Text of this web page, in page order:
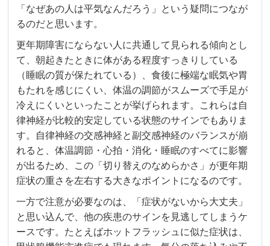
「なぜあの人は平気なんだろう」という疑問につなが
るのだと思います。
更年期障害にならない人に共通して見られる傾向とし
て、朝起きたときに体がある程度すっきりしている
（睡眠の質が保たれている）、食後に極端な眠気や胃
もたれを感じにくい、体温の調節がスムーズで手足が
冷えにくいといったことが挙げられます。これらは自
律神経が比較的安定している状態のサインでもありま
す。自律神経の交感神経と副交感神経のバランスが崩
れると、体温調節・心拍・消化・睡眠のすべてに影響
が出るため、この「切り替えのなめらかさ」が更年期
症状の重さを左右する大きなポイントになるのです。
一方で注意が必要なのは、「症状がないから大丈夫」
と思い込んで、他の疾患のサインを見逃してしまうケ
ースです。たとえばホットフラッシュに似た症状は、